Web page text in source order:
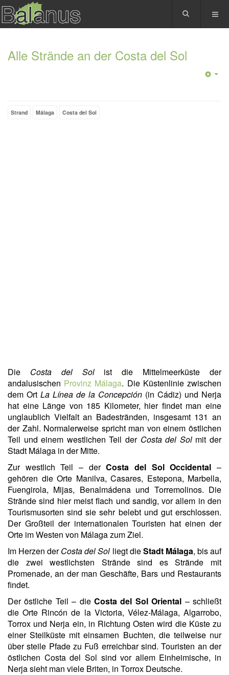
Alle Strände an der Costa del Sol
Strand Málaga Costa del Sol
Die Costa del Solist die Mittelmeerküste der
andalusischen Provinz Málaga. Die Küstenlinie zwischen
dem Ort La Línea de la Concepción (in Cádiz) und Nerja
hat eine Länge von 185 Kilometer, hier findet man eine
unglaublich Vielfalt an Badestränden, insgesamt 131 an
der Zahl. Normalerweise spricht man von einem östlichen
Teil und einem westlichen Teil der Costa del Solmit der
Stadt Málaga in der Mitte.
Zur westlich Teil – derCosta del Sol Occidental –
gehören die Orte Manilva, Casares, Estepona, Marbella,
Fuengirola, Mijas, Benalmádena und Torremolinos. Die
Strände sind hier meist flach und sandig, vor allem in den
Tourismusorten sind sie sehr belebt und gut erschlossen.
Der Großteil der internationalen Touristen hat einen der
Orte im Westen von Málaga zum Ziel.
Im Herzen derCosta del Sol liegt dieStadt Málaga, bis auf
die zwei westlichsten Strände sind es Strände mit
Promenade, an der man Geschäfte, Bars und Restaurants
findet.
Der östliche Teil – die Costa del Sol Oriental – schließt
die Orte Rincón de la Victoria, Vélez-Málaga, Algarrobo,
Torrox und Nerja ein, in Richtung Osten wird die Küste zu
einer Steilküste mit einsamen Buchten, die teilweise nur
über steile Pfade zu Fuß erreichbar sind. Touristen an der
östlichen Costa del Sol sind vor allem Einheimische, in
Nerja sieht man viele Briten, in Torrox Deutsche.